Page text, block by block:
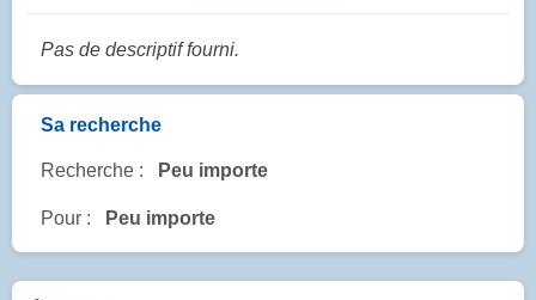
Pas de descriptif fourni.
Sa recherche
Recherche : Peu importe
Pour : Peu importe